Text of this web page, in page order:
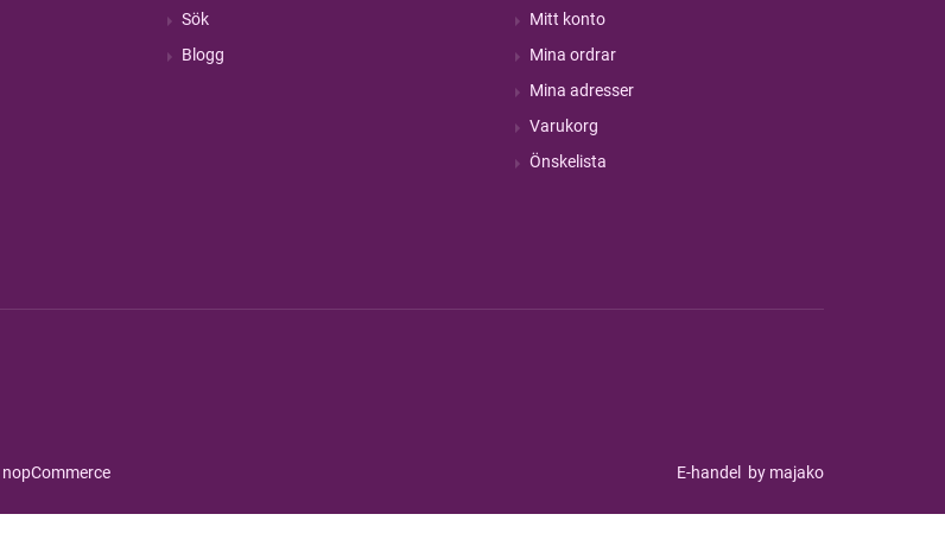
Sök
Blogg
Mitt konto
Mina ordrar
Mina adresser
Varukorg
Önskelista
nopCommerce E-handel by majako